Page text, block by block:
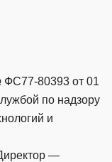
80393 от 01
по надзору
и
—